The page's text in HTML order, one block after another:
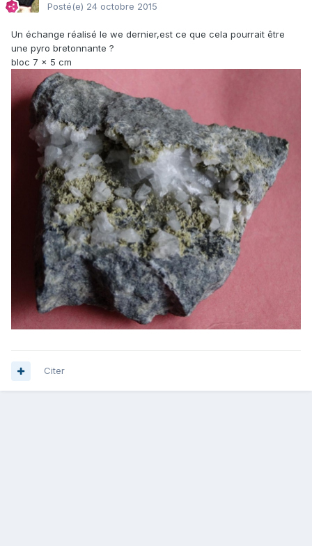
Posté(e) 24 octobre 2015
Un échange réalisé le we dernier,est ce que cela pourrait être
une pyro bretonnante ?
bloc 7 x 5 cm
Citer